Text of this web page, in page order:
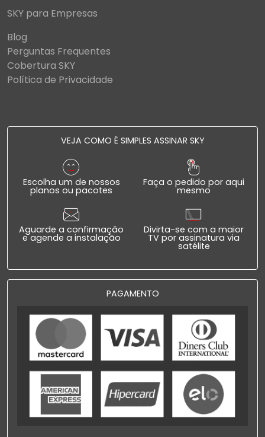
SKY para Empresas
Blog
Perguntas Frequentes
Cobertura SKY
Política de Privacidade
VEJA COMO É SIMPLES ASSINAR SKY
Escolha um de nossos
planos ou pacotes
Faça o pedido por aqui
mesmo
Aguarde a confirmação
e agende a instalação
Divirta-se com a maior
TV por assinatura via
satélite
PAGAMENTO